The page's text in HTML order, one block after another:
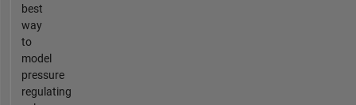
best
way
to
model
pressure
regulating